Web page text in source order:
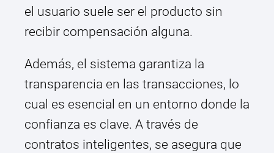
el usuario suele ser el producto sin
recibir compensación alguna.
Además, el sistema garantiza la
transparencia en las transacciones, lo
cual es esencial en un entorno donde la
confianza es clave. A través de
contratos inteligentes, se asegura que